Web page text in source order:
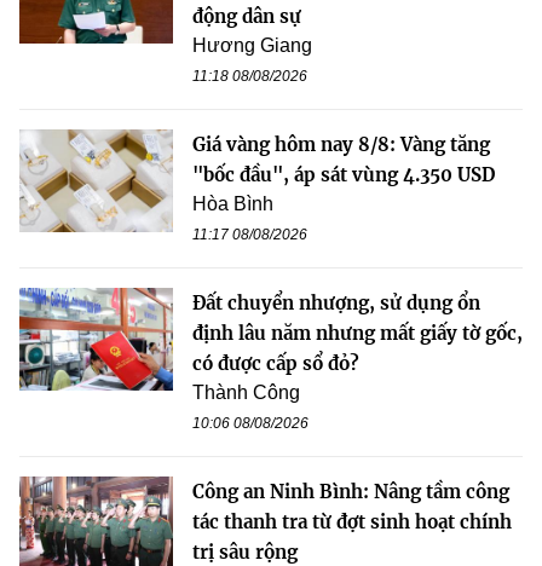
động dân sự
Hương Giang
11:18 08/08/2026
Giá vàng hôm nay 8/8: Vàng tăng
"bốc đầu", áp sát vùng 4.350 USD
Hòa Bình
11:17 08/08/2026
Đất chuyển nhượng, sử dụng ổn
định lâu năm nhưng mất giấy tờ gốc,
có được cấp sổ đỏ?
Thành Công
10:06 08/08/2026
Công an Ninh Bình: Nâng tầm công
tác thanh tra từ đợt sinh hoạt chính
trị sâu rộng